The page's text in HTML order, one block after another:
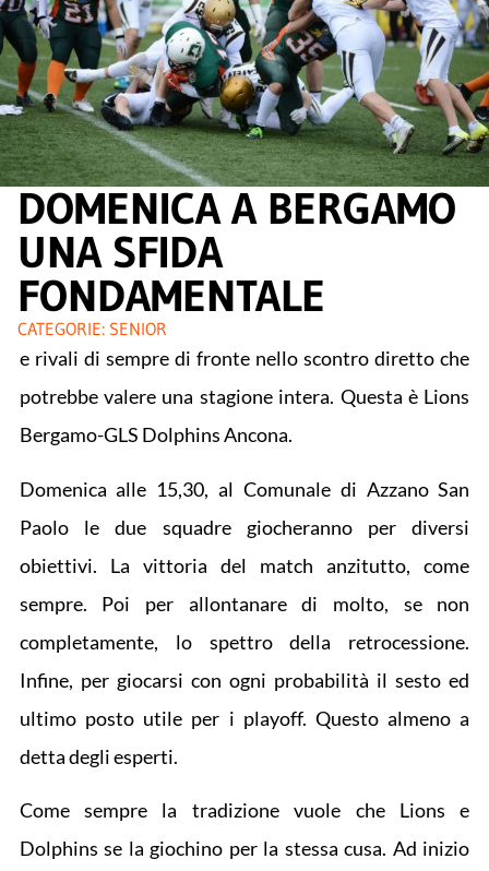
DOMENICA A BERGAMO
UNA SFIDA
FONDAMENTALE
CATEGORIE: SENIOR
e rivali di sempre di fronte nello scontro diretto che
potrebbe valere una stagione intera. Questa è Lions
Bergamo-GLS Dolphins Ancona.
Domenica alle 15,30, al Comunale di Azzano San
Paolo le due squadre giocheranno per diversi
obiettivi. La vittoria del match anzitutto, come
sempre. Poi per allontanare di molto, se non
completamente, lo spettro della retrocessione.
Infine, per giocarsi con ogni probabilità il sesto ed
ultimo posto utile per i playoff. Questo almeno a
detta degli esperti.
Come sempre la tradizione vuole che Lions e
Dolphins se la giochino per la stessa cusa. Ad inizio